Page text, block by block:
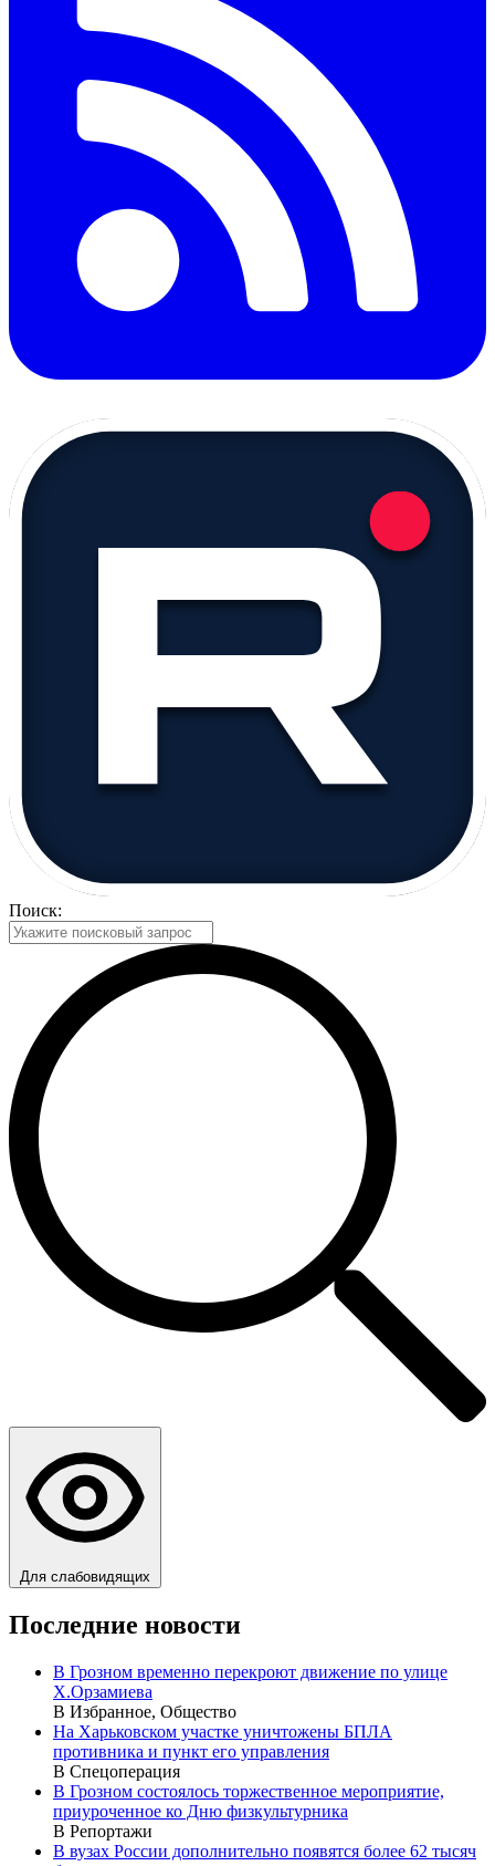
Поиск:
Для слабовидящих
Последние новости
В Грозном временно перекроют движение по улице
Х.Орзамиева
В Избранное, Общество
На Харьковском участке уничтожены БПЛА
противника и пункт его управления
В Спецоперация
В Грозном состоялось торжественное мероприятие,
приуроченное ко Дню физкультурника
В Репортажи
В вузах России дополнительно появятся более 62 тысяч